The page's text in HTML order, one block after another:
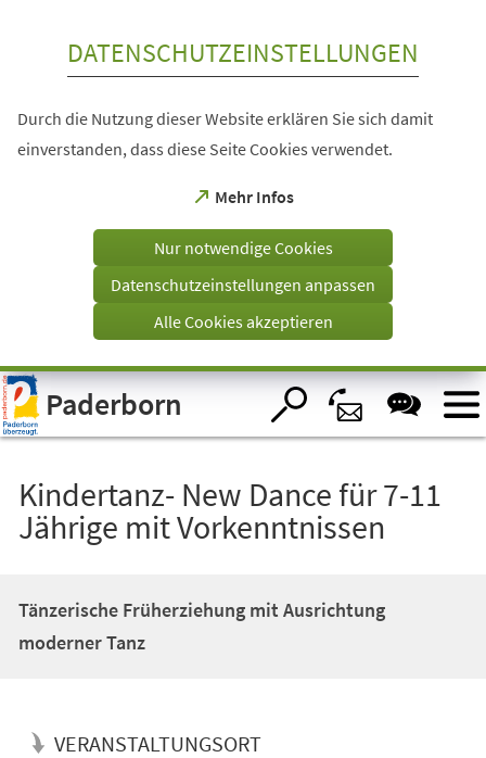
Visuelle
Assistenzsoftware
öffnen.
DATENSCHUTZEINSTELLUNGEN
Durch die Nutzung dieser Website erklären Sie sich damit
einverstanden, dass diese Seite Cookies verwendet.
Mehr Infos
(Öffnet
einem
Tab)
Nur notwendige Cookies
Datenschutzeinstellungen anpassen
Alle Cookies akzeptieren
Paderborn
Kindertanz- New Dance für 7-11
Jährige mit Vorkenntnissen
Tänzerische Früherziehung mit Ausrichtung
moderner Tanz
VERANSTALTUNGSORT